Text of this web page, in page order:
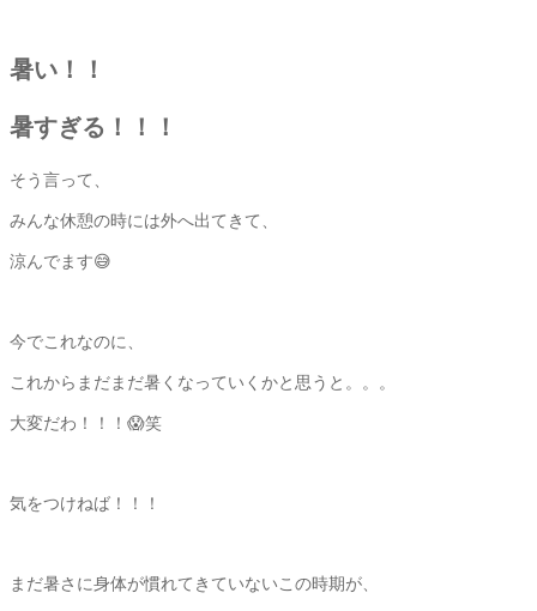
暑い！！
暑すぎる！！！
そう言って、
みんな休憩の時には外へ出てきて、
涼んでます😅
今でこれなのに、
これからまだまだ暑くなっていくかと思うと。。。
大変だわ！！！😱笑
気をつけねば！！！
まだ暑さに身体が慣れてきていないこの時期が、